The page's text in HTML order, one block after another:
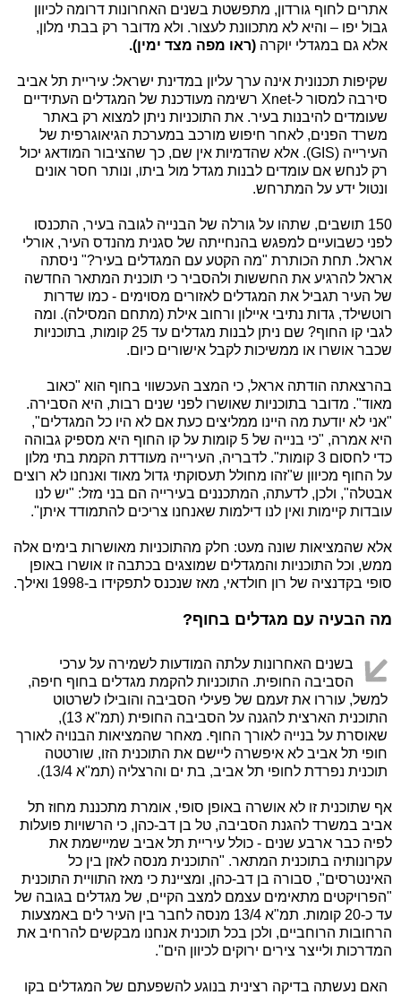
אתרים לחוף גורדון, מתפשטת בשנים האחרונות דרומה לכיוון
גבול יפו – והיא לא מתכוונת לעצור. ולא מדובר רק בבתי מלון,
אלא גם במגדלי יוקרה (ראו מפה מצד ימין).
שקיפות תכנונית אינה ערך עליון במדינת ישראל: עיריית תל אביב
סירבה למסור ל-Xnet רשימה מעודכנת של המגדלים העתידיים
שעומדים להיבנות בעיר. את התוכניות ניתן למצוא רק באתר
משרד הפנים, לאחר חיפוש מורכב במערכת הגיאוגרפית של
העירייה (GIS). אלא שהדמיות אין שם, כך שהציבור המודאג יכול
רק לנחש אם עומדים לבנות מגדל מול ביתו, ונותר חסר אונים
ונטול ידע על המתרחש.
150 תושבים, שתהו על גורלה של הבנייה לגובה בעיר, התכנסו
לפני כשבועיים למפגש בהנחייתה של סגנית מהנדס העיר, אורלי
אראל. תחת הכותרת "מה הקטע עם המגדלים בעיר?" ניסתה
אראל להרגיע את החששות ולהסביר כי תוכנית המתאר החדשה
של העיר תגביל את המגדלים לאזורים מסוימים - כמו שדרות
רוטשילד, גדות נתיבי איילון ורחוב אילת (מתחם המסילה). ומה
לגבי קו החוף? שם ניתן לבנות מגדלים עד 25 קומות, בתוכניות
שכבר אושרו או ממשיכות לקבל אישורים כיום.
בהרצאתה הודתה אראל, כי המצב העכשווי בחוף הוא "כאוב
מאוד". מדובר בתוכניות שאושרו לפני שנים רבות, היא הסבירה.
"אני לא יודעת מה היינו ממליצים כעת אם לא היו כל המגדלים",
היא אמרה, "כי בנייה של 5 קומות על קו החוף היא מספיק גבוהה
כדי לחסום 3 קומות". לדבריה, העירייה מעודדת הקמת בתי מלון
על החוף מכיוון ש"זהו מחולל תעסוקתי גדול מאוד ואנחנו לא רוצים
אבטלה", ולכן, לדעתה, המתכננים בעירייה הם בני מזל: "יש לנו
עובדות קיימות ואין לנו דילמות שאנחנו צריכים להתמודד איתן".
אלא שהמציאות שונה מעט: חלק מהתוכניות מאושרות בימים אלה
ממש, וכל התוכניות והמגדלים שמוצגים בכתבה זו אושרו באופן
סופי בקדנציה של רון חולדאי, מאז שנכנס לתפקידו ב-1998 ואילך.
מה הבעיה עם מגדלים בחוף?
בשנים האחרונות עלתה המודעות לשמירה על ערכי
הסביבה החופית. התוכניות להקמת מגדלים בחוף חיפה,
למשל, עוררו את זעמם של פעילי הסביבה והובילו לשרטוט
התוכנית הארצית להגנה על הסביבה החופית (תמ"א 13),
שאוסרת על בנייה לאורך החוף. מאחר שהמציאות הבנויה לאורך
חופי תל אביב לא איפשרה ליישם את התוכנית הזו, שורטטה
תוכנית נפרדת לחופי תל אביב, בת ים והרצליה (תמ"א 13/4).
אף שתוכנית זו לא אושרה באופן סופי, אומרת מתכננת מחוז תל
אביב במשרד להגנת הסביבה, טל בן דב-כהן, כי הרשויות פועלות
לפיה כבר ארבע שנים - כולל עיריית תל אביב שמיישמת את
עקרונותיה בתוכנית המתאר. "התוכנית מנסה לאזן בין כל
האינטרסים", סבורה בן דב-כהן, ומציינת כי מאז התוויית התוכנית
"הפרויקטים מתאימים עצמם למצב הקיים, של מגדלים בגובה של
עד כ-20 קומות. תמ"א 13/4 מנסה לחבר בין העיר לים באמצעות
הרחובות הרוחביים, ולכן בכל תוכנית אנחנו מבקשים להרחיב את
המדרכות ולייצר צירים ירוקים לכיוון הים".
האם נעשתה בדיקה רצינית בנוגע להשפעתם של המגדלים בקו